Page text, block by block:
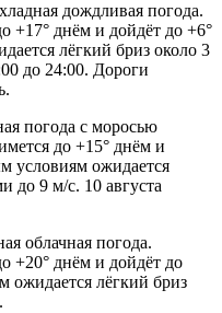
дождливая погода.
+17° днём и дойдёт до +6°
лёгкий бриз около 3
до 24:00. Дороги
погода с моросью
до +15° днём и
условиям ожидается
до 9 м/с. 10 августа
облачная погода.
+20° днём и дойдёт до
ожидается лёгкий бриз